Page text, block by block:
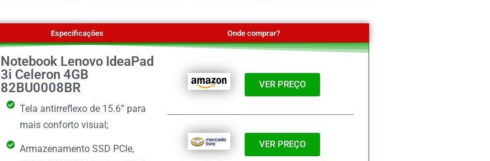
Especificações Onde comprar?
Notebook Lenovo IdeaPad
3i Celeron 4GB
82BU0008BR
Tela antirreflexo de 15.6” para
mais conforto visual;
Armazenamento SSD PCIe,
VER PREÇO
VER PREÇO